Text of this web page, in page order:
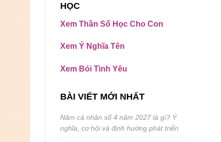
HỌC
Xem Thần Số Học Cho Con
Xem Ý Nghĩa Tên
Xem Bói Tình Yêu
BÀI VIẾT MỚI NHẤT
Năm cá nhân số 4 năm 2027 là gì? Ý
nghĩa, cơ hội và định hướng phát triển